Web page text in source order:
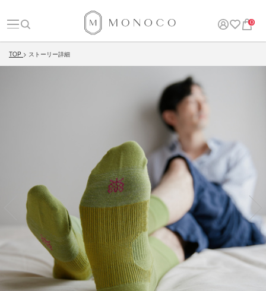
0
TOP ストーリー詳細